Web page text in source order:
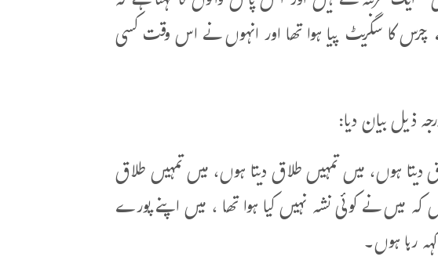
چرس کا سگریٹ پیا ہوا تھا اور انہوں نے اس وقت کسی
ذیل بیان دیا:
دیتا ہوں، میں تمہیں طلاق دیتا ہوں، میں تمہیں طلاق
میں نے کوئی نشہ نہیں کیا ہوا تھا ، میں اپنے پورے
رہا ہوں۔